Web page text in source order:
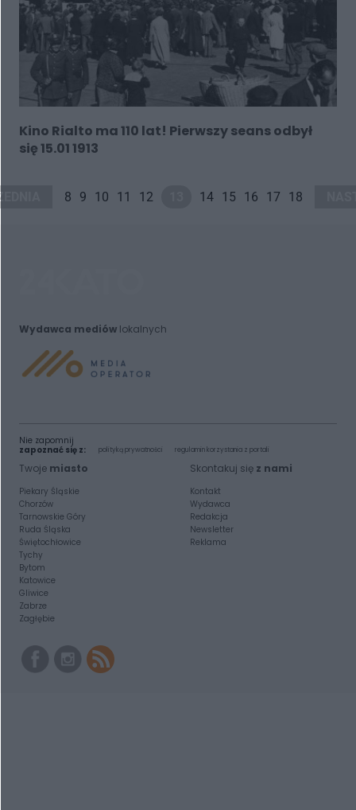
Kino Rialto ma 110 lat! Pierwszy seans odbył
się 15.01 1913
8 9 10 11 12 14 15 16 17 18
Wydawca mediówlokalnych
Nie zapomnij
zapoznać się z:
polityką prywatności regulamin korzystania z portali
Twoje miasto
Piekary Śląskie
Chorzów
Tarnowskie Góry
Ruda Śląska
Świętochłowice
Tychy
Bytom
Katowice
Gliwice
Zabrze
Zagłębie
Skontakuj się z nami
Kontakt
Wydawca
Redakcja
Newsletter
Reklama